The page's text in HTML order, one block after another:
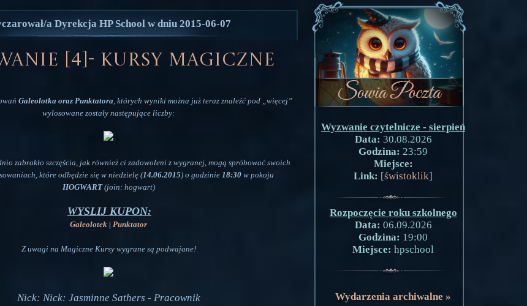
a Dyrekcja HP School w dniu 2015-06-07
[4]- Kursy Magiczne
Galeolotka oraz Punktatora, których wyniki można już teraz znaleźć pod „więcej”
wylosowane zostały następujące liczby:
zabrakło szczęścia, jak również ci zadowoleni z wygranej, mogą spróbować swoich
które odbędzie się w niedzielę (14.06.2015) o godzinie 18:30w pokoju
HOGWART(join: hogwart)
WYSLIJ KUPON:
Galeolotek | Punktator
Z uwagi na Magiczne Kursy wygrane są podwajane!
Nick: Nick: Jasminne Sathers - Pracownik
Wyzwanie czytelnicze - sierpień
Data: 30.08.2026
Godzina: 23:59
Miejsce:
Link: [świstoklik]
Rozpoczęcie roku szkolnego
Data: 06.09.2026
Godzina: 19:00
Miejsce: hpschool
Wydarzenia archiwalne »